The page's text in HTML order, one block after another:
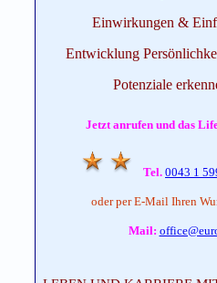
Einwirkungen &
Entwicklung
Potenziale
Jetzt anrufen und das
Tel. 0043 1
oder per E-Mail Ihren
Mail: